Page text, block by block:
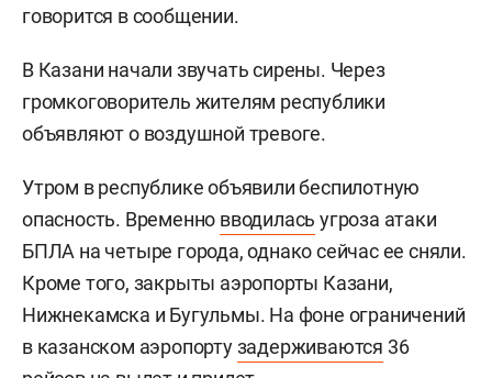
говорится в сообщении.
В Казани начали звучать сирены. Через
громкоговоритель жителям республики
объявляют о воздушной тревоге.
Утром в республике объявили беспилотную
опасность. Временно вводилась угроза атаки
БПЛА на четыре города, однако сейчас ее сняли.
Кроме того, закрыты аэропорты Казани,
Нижнекамска и Бугульмы. На фоне ограничений
в казанском аэропортузадерживаются 36